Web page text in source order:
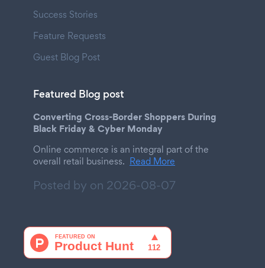
Success Stories
Feature Requests
Guest Blog Post
Featured Blog post
Converting Cross-Border Shoppers During
Black Friday & Cyber Monday
Online commerce is an integral part of the
overall retail business. Read More
Posted by on 2026-08-07